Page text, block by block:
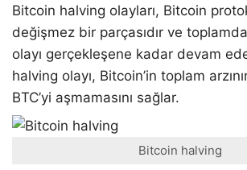
Bitcoin halving olayları, Bitcoin
değişmez bir parçasıdır ve
olayı gerçekleşene kadar devam
halving olayı, Bitcoin’in toplam
BTC’yi aşmamasını sağlar.
Bitcoin halving